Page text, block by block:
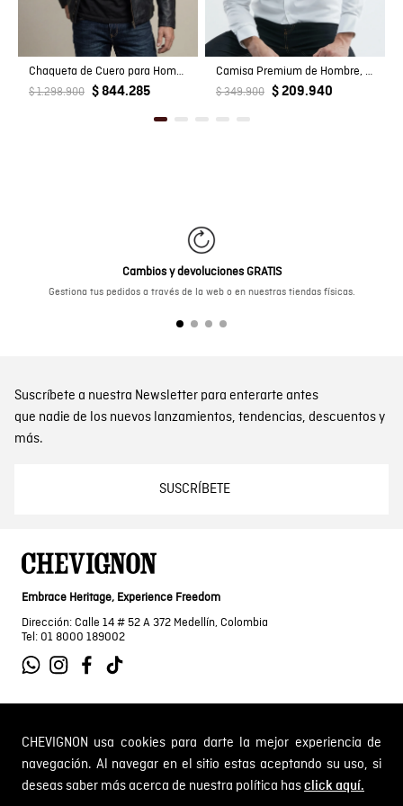
CHEVIGNON usa cookies para darte la mejor experiencia de
navegación. Al navegar en el sitio estas aceptando su uso, si
deseas saber más acerca de nuestra política hasclick aquí.
Chaqueta de Cuero para Hombre
$ 1.298.900 $ 844.285
Camisa Premium de Hombre, Slim Fit Manga Larga - Tecnología Twill
$ 349.900 $ 209.940
Cambios y devoluciones GRATIS
Gestiona tus pedidos a través de la web o en nuestras tiendas físicas.
Suscríbete a nuestra Newsletter para enterarte antes
que nadie de los nuevos lanzamientos, tendencias, descuentos y
más.
SUSCRÍBETE
Embrace Heritage, Experience Freedom
Dirección: Calle 14 # 52 A 372 Medellín, Colombia
Tel: 01 8000 189002
SOBRE NOSOTROS
Encuentra tu tienda